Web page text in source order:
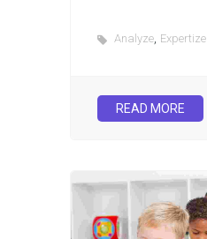
Analyze, Expertize
READ MORE